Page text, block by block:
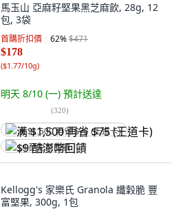
馬玉山 亞麻籽堅果黑芝麻飲, 28g, 12
包, 3袋
首購折扣價 62%$471
$178
($1.77/10g)
明天 8/10 (一) 預計送達
(320)
满 $1,500 再省 $75 (王道卡)
$9 酷澎幣回饋
Kellogg's 家樂氏 Granola 纖穀脆 豐
富堅果, 300g, 1包